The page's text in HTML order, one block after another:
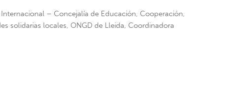
– Concejalía de Educación, Cooperación,
solidarias locales, ONGD de Lleida, Coordinadora